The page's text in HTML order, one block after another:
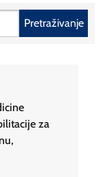
Pretraživanje
za